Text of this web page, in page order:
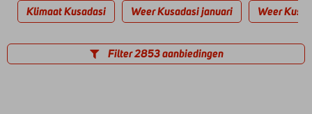
Klimaat Kusadasi Weer Kusadasi januari Weer
Filter 2853 aanbiedingen